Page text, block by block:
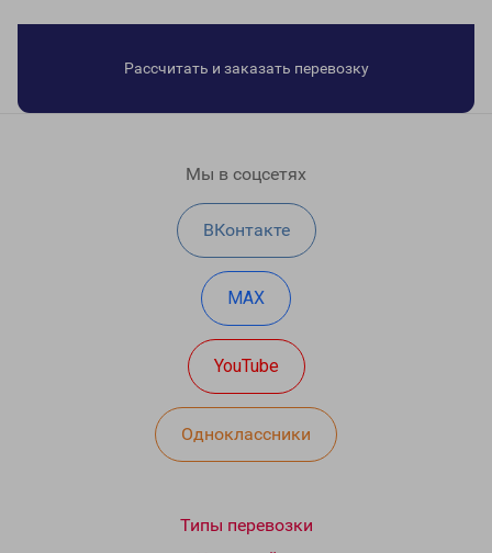
Рассчитать и заказать перевозку
Мы в соцсетях
ВКонтакте
MAX
YouTube
Одноклассники
Типы перевозки